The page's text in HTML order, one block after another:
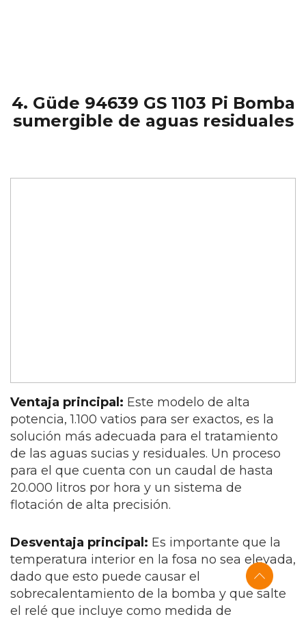
4. Güde 94639 GS 1103 Pi Bomba
sumergible de aguas residuales
Ventaja principal: Este modelo de alta
potencia, 1.100 vatios para ser exactos, es la
solución más adecuada para el tratamiento
de las aguas sucias y residuales. Un proceso
para el que cuenta con un caudal de hasta
20.000 litros por hora y un sistema de
flotación de alta precisión.
Desventaja principal: Es importante que la
temperatura interior en la fosa no sea elevada,
dado que esto puede causar el
sobrecalentamiento de la bomba y que salte
el relé que incluye como medida de